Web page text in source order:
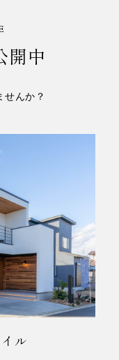
開中
んか？
ル